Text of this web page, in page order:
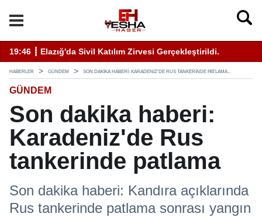
Uyarı Kulaktan Dolma Bilgiyle İlaçlama Ölüm Getirir
19:46 ┋ Elazığ'da Sivil Katılım Zirvesi Gerçekleştirildi.
HABERLER GÜNDEM SON DAKIKA HABERI: KARADENIZ'DE RUS TANKERINDE PATLAMA...
GÜNDEM
Son dakika haberi:
Karadeniz'de Rus
tankerinde patlama
Son dakika haberi: Kandıra açıklarında
Rus tankerinde patlama sonrası yangın